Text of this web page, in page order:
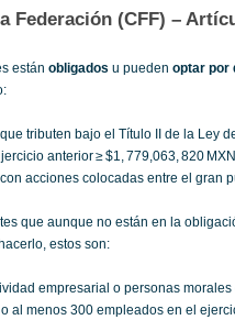
Federación (CFF) –
están obligados u pueden optar por
tributen bajo el Título II de la Ley
anterior ≥ $1, 779,063, 820
acciones colocadas entre el gran
que aunque no están en la
estos son:
empresarial o personas
al menos 300 empleados en el